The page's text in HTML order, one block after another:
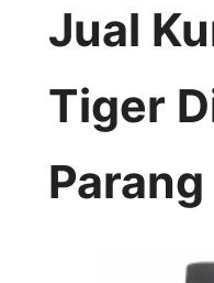
Jual
Tiger
Parang